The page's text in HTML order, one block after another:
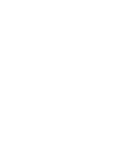
Juntas de
colaboración con la
reiniciar los
El alcalde Germán
Planificación
excelente trabajo